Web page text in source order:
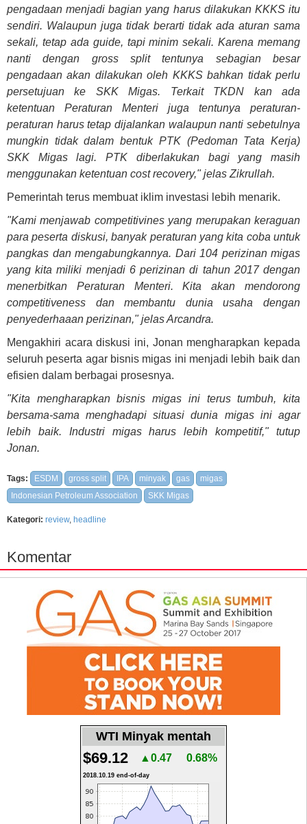
pengadaan menjadi bagian yang harus dilakukan KKKS itu
sendiri. Walaupun juga tidak berarti tidak ada aturan sama
sekali, tetap ada guide, tapi minim sekali. Karena memang
nanti dengan gross split tentunya sebagian besar
pengadaan akan dilakukan oleh KKKS bahkan tidak perlu
persetujuan ke SKK Migas. Terkait TKDN kan ada
ketentuan Peraturan Menteri juga tentunya peraturan-
peraturan harus tetap dijalankan walaupun nanti sebetulnya
mungkin tidak dalam bentuk PTK (Pedoman Tata Kerja)
SKK Migas lagi. PTK diberlakukan bagi yang masih
menggunakan ketentuan cost recovery," jelas Zikrullah.
Pemerintah terus membuat iklim investasi lebih menarik.
"Kami menjawab competitivines yang merupakan keraguan
para peserta diskusi, banyak peraturan yang kita coba untuk
pangkas dan mengabungkannya. Dari 104 perizinan migas
yang kita miliki menjadi 6 perizinan di tahun 2017 dengan
menerbitkan Peraturan Menteri. Kita akan mendorong
competitiveness dan membantu dunia usaha dengan
penyederhaaan perizinan," jelas Arcandra.
Mengakhiri acara diskusi ini, Jonan mengharapkan kepada
seluruh peserta agar bisnis migas ini menjadi lebih baik dan
efisien dalam berbagai prosesnya.
"Kita mengharapkan bisnis migas ini terus tumbuh, kita
bersama-sama menghadapi situasi dunia migas ini agar
lebih baik. Industri migas harus lebih kompetitif," tutup
Jonan.
Tags: ESDM gross split IPA minyak gas
migas
Indonesian Petroleum Association
SKK Migas
Kategori: review, headline
Komentar
WTI Minyak mentah
$69.12 ▲0.47 0.68%
2018.10.19 end-of-day